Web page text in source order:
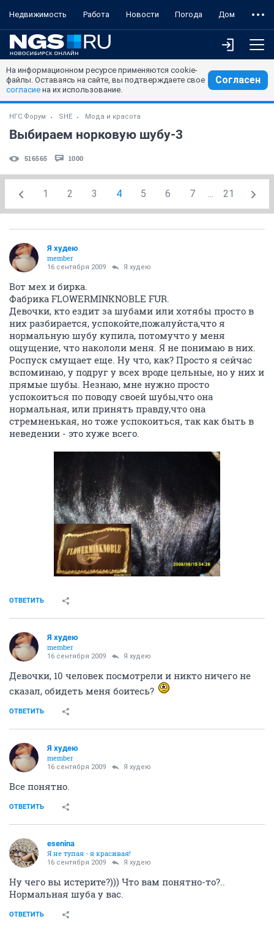
Недвижимость Работа Новости Погода Дом
На информационном ресурсе применяются cookie-
файлы. Оставаясь на сайте, вы подтверждаете свое
согласие на их использование.
Согласен
НГС.Форум SHE Мода и красота
Выбираем норковую шубу-3
516565 1000
1 2 3 4 5 6 7 ... 21
Я худею
member
16 сентября 2009 Я худею
Вот мех и бирка.
Фабрика FLOWERMINKNOBLE FUR.
Девочки, кто ездит за шубами или хотябы просто в
них разбирается, успокойте,пожалуйста,что я
нормальную шубу купила, потомучто у меня
ощущение, что накололи меня. Я не понимаю в них.
Роспуск смущает еще. Ну что, как? Просто я сейчас
вспоминаю, у подруг у всех вроде цельные, но у них и
прямые шубы. Незнаю, мне нужно просто
успокоиться по поводу своей шубы,что она
нормальная, или принять правду,что она
стремненькая, но тоже успокоиться, так как быть в
неведении - это хуже всего.
ОТВЕТИТЬ
Я худею
member
16 сентября 2009 Я худею
Девочки, 10 человек посмотрели и никто ничего не
сказал, обидеть меня боитесь?
ОТВЕТИТЬ
Я худею
member
16 сентября 2009 Я худею
Все понятно.
ОТВЕТИТЬ
esenina
Я не тупая - я красивая!
16 сентября 2009 Я худею
Ну чего вы истерите?))) Что вам понятно-то?..
Нормальная шуба у вас.
ОТВЕТИТЬ